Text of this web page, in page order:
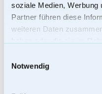
soziale Medien, Werbung
Partner führen diese
weiteren Daten
Notwendig
Unser Sortiment an
unterschiedlichen
Urnen in:
Tiefem Rot –
Warmem Orange –